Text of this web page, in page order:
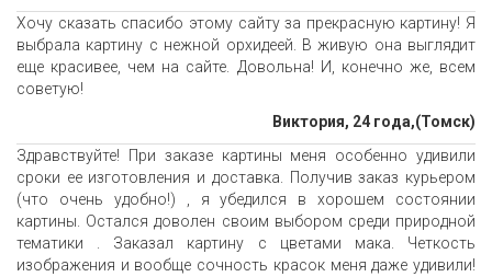
Хочу сказать спасибо этому сайту за прекрасную картину! Я
выбрала картину с нежной орхидеей. В живую она выглядит
еще красивее, чем на сайте. Довольна! И, конечно же, всем
советую!
Виктория, 24 года,(Томск)
Здравствуйте! При заказе картины меня особенно удивили
сроки ее изготовления и доставка. Получив заказ курьером
(что очень удобно!) , я убедился в хорошем состоянии
картины. Остался доволен своим выбором среди природной
тематики . Заказал картину с цветами мака. Четкость
изображения и вообще сочность красок меня даже удивили!